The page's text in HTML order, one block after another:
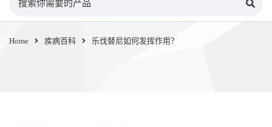
Home 疾病百科 乐伐替尼如何发挥作用？